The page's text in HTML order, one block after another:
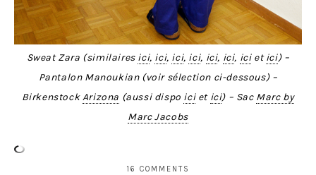
Sweat Zara (similaires ici, ici, ici, ici, ici, ici, icietici) –
Pantalon Manoukian (voir sélection ci-dessous) –
BirkenstockArizona (aussi dispo iciet ici) – Sac Marc by
Marc Jacobs
16 COMMENTS